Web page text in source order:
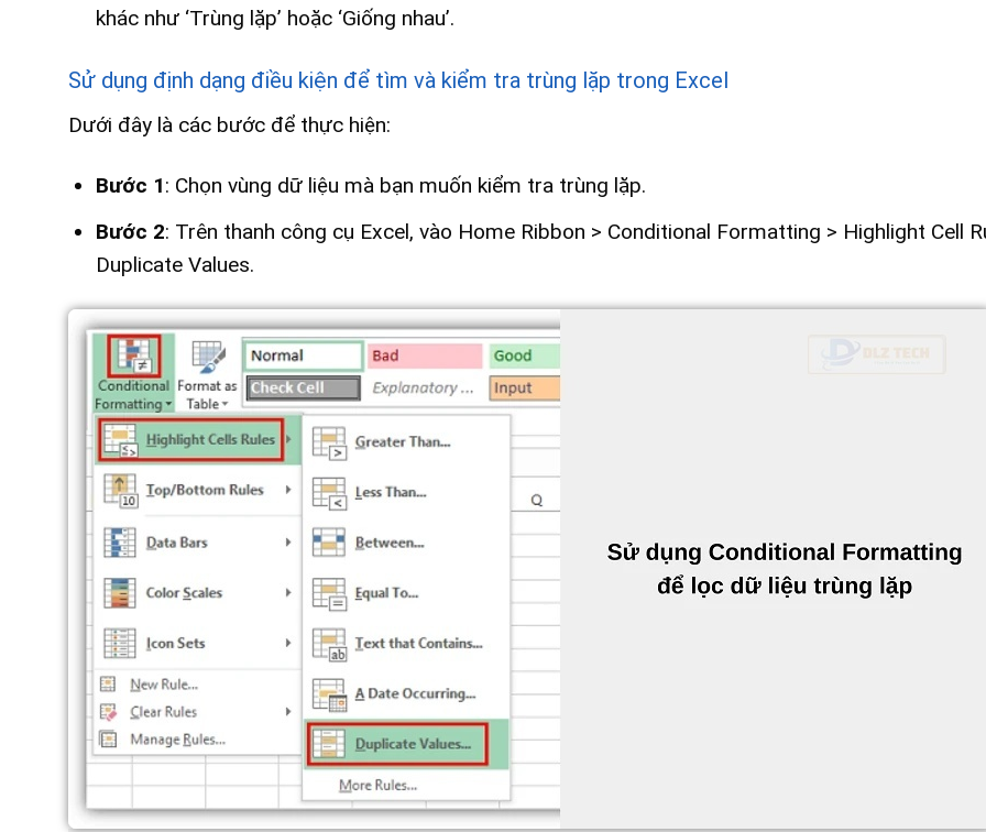
khác như ‘Trùng lặp’ hoặc ‘Giống nhau’.
Sử dụng định dạng điều kiện để tìm và kiểm tra trùng lặp trong Excel
Dưới đây là các bước để thực hiện:
Bước 1: Chọn vùng dữ liệu mà bạn muốn kiểm tra trùng lặp.
Bước 2: Trên thanh công cụ Excel, vào Home Ribbon > Conditional Formatting > Highlight Cell
Duplicate Values.